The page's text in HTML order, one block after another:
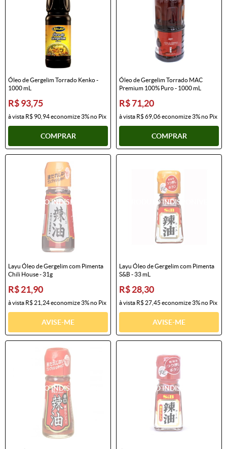
Óleo de Gergelim Torrado Kenko -
1000 mL
R$ 93,75
à vista R$ 90,94economize3%no Pix
COMPRAR
Óleo de Gergelim Torrado MAC
Premium 100% Puro - 1000 mL
R$ 71,20
à vista R$ 69,06economize3%no Pix
COMPRAR
Layu Óleo de Gergelim com Pimenta
Chili House - 31g
R$ 21,90
à vista R$ 21,24economize3%no Pix
AVISE-ME
Layu Óleo de Gergelim com Pimenta
S&B - 33 mL
R$ 28,30
à vista R$ 27,45 economize3%no Pix
AVISE-ME